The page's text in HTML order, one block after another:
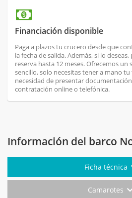
Financiación disponible
Paga a plazos tu crucero desde que
la fecha de salida. Además, si lo
reserva hasta 12 meses. Ofrecemos un
sencillo, solo necesitas tener a mano tu
necesidad de presentar
contratación online o telefónica.
Información del barco
Ficha técnica
Camarotes